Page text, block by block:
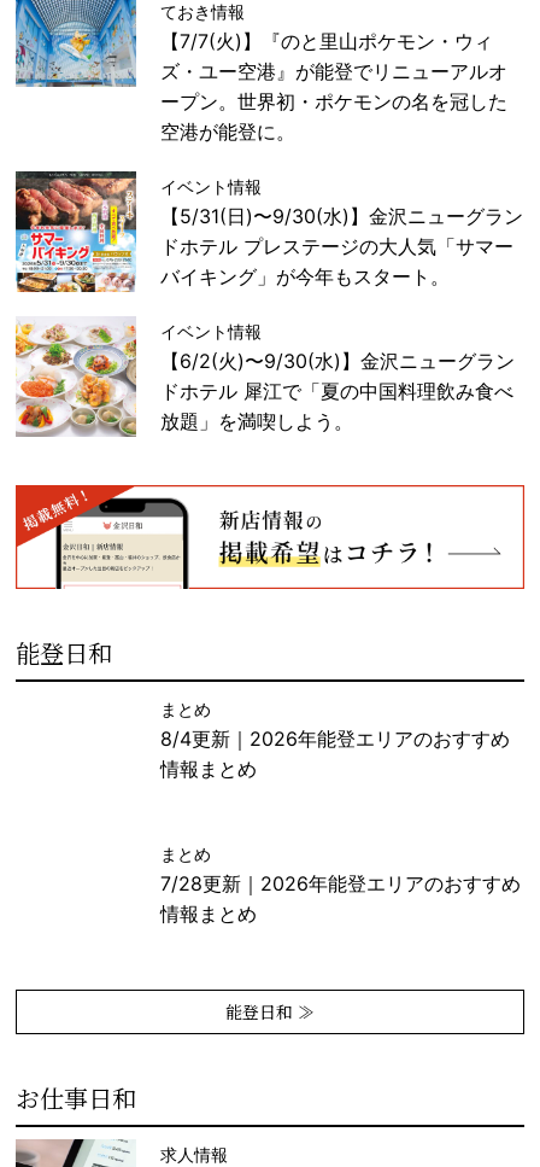
ておき情報
【7/7(火)】『のと里山ポケモン・ウィ
ズ・ユー空港』が能登でリニューアルオ
ープン。世界初・ポケモンの名を冠した
空港が能登に。
イベント情報
【5/31(日)〜9/30(水)】金沢ニューグラン
ドホテル プレステージの大人気「サマー
バイキング」が今年もスタート。
イベント情報
【6/2(火)〜9/30(水)】金沢ニューグラン
ドホテル 犀江で「夏の中国料理飲み食べ
放題」を満喫しよう。
能登日和
まとめ
8/4更新｜2026年能登エリアのおすすめ
情報まとめ
まとめ
7/28更新｜2026年能登エリアのおすすめ
情報まとめ
能登日和 ≫
お仕事日和
求人情報